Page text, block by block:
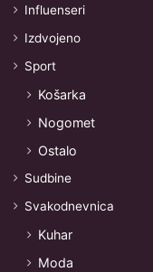
Influenseri
Izdvojeno
Sport
Košarka
Nogomet
Ostalo
Sudbine
Svakodnevnica
Kuhar
Moda